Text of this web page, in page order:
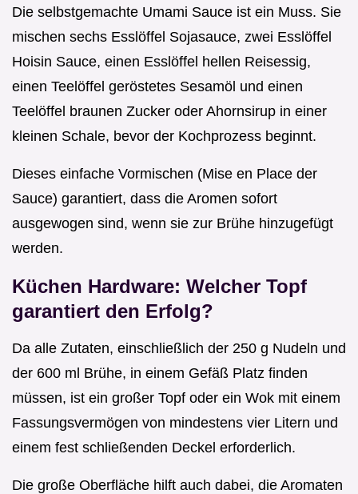
Die selbstgemachte Umami Sauce ist ein Muss. Sie
mischen sechs Esslöffel Sojasauce, zwei Esslöffel
Hoisin Sauce, einen Esslöffel hellen Reisessig,
einen Teelöffel geröstetes Sesamöl und einen
Teelöffel braunen Zucker oder Ahornsirup in einer
kleinen Schale, bevor der Kochprozess beginnt.
Dieses einfache Vormischen (Mise en Place der
Sauce) garantiert, dass die Aromen sofort
ausgewogen sind, wenn sie zur Brühe hinzugefügt
werden.
Küchen Hardware: Welcher Topf
garantiert den Erfolg?
Da alle Zutaten, einschließlich der 250 g Nudeln und
der 600 ml Brühe, in einem Gefäß Platz finden
müssen, ist ein großer Topf oder ein Wok mit einem
Fassungsvermögen von mindestens vier Litern und
einem fest schließenden Deckel erforderlich.
Die große Oberfläche hilft auch dabei, die Aromaten